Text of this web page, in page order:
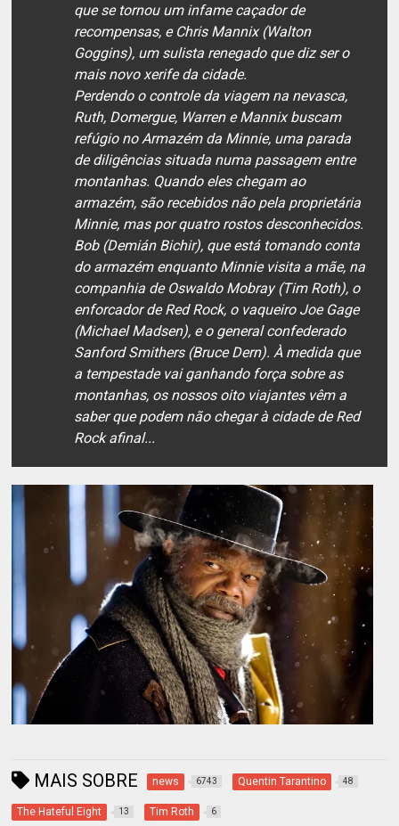
que se tornou um infame caçador de
recompensas, e Chris Mannix (Walton
Goggins), um sulista renegado que diz ser o
mais novo xerife da cidade.
Perdendo o controle da viagem na nevasca,
Ruth, Domergue, Warren e Mannix buscam
refúgio no Armazém da Minnie, uma parada
de diligências situada numa passagem entre
montanhas. Quando eles chegam ao
armazém, são recebidos não pela proprietária
Minnie, mas por quatro rostos desconhecidos.
Bob (Demián Bichir), que está tomando conta
do armazém enquanto Minnie visita a mãe, na
companhia de Oswaldo Mobray (Tim Roth), o
enforcador de Red Rock, o vaqueiro Joe Gage
(Michael Madsen), e o general confederado
Sanford Smithers (Bruce Dern). À medida que
a tempestade vai ganhando força sobre as
montanhas, os nossos oito viajantes vêm a
saber que podem não chegar à cidade de Red
Rock afinal...
MAIS SOBRE news 6743 Quentin Tarantino 48
The Hateful Eight 13 Tim Roth 6